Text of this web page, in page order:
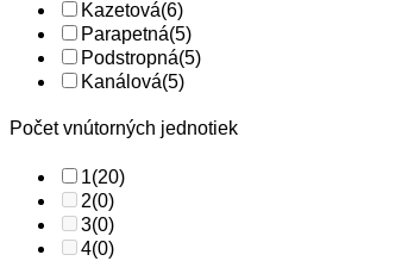
Kazetová(6)
Parapetná(5)
Podstropná(5)
Kanálová(5)
Počet vnútorných jednotiek
1(20)
2(0)
3(0)
4(0)